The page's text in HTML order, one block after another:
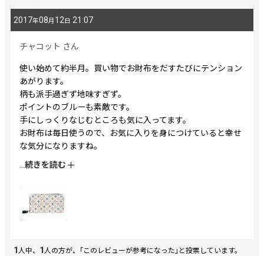
2017年08月 12 日 21:07
チャコット さん
使い始めて約半月。買い物でお財布をだすたびにテンション
あがります。
柄も派手過ぎず地味すぎず。
ポイントのブルーも素敵です。
手にしっくりなじむところも気に入ってます。
お財布は毎日使うので、お気に入りを身につけていると幸せ
な気分になりますね。
お財布を新調したくて、ずっとお気に入りを探していたとこ
ろ、テレビの放送で文庫屋大関さんを知り、すぐにネットで
どんなブランドの財布よりも個性があり、自慢したくなる財
布です。
母も、このお財布も見たとたん、自分もほしくなり、ただい
☆4つにしたのは、紙幣を入れるときちょっとひっかかるか
続きを読む
1人中、 1人の方が、｢このレビューが参考になった｣と投票しています。